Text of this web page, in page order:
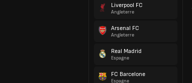
Liverpool FC
Angleterre
Arsenal FC
Angleterre
Real Madrid
Espagne
FC Barcelone
Espagne